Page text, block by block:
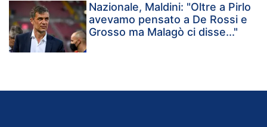
Nazionale, Maldini: "Oltre a Pirlo
avevamo pensato a De Rossi e
Grosso ma Malagò ci disse..."